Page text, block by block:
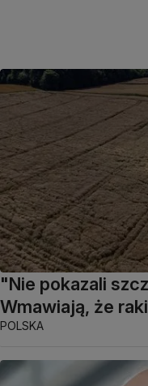
"Nie pokazali
Wmawiają, że
POLSKA